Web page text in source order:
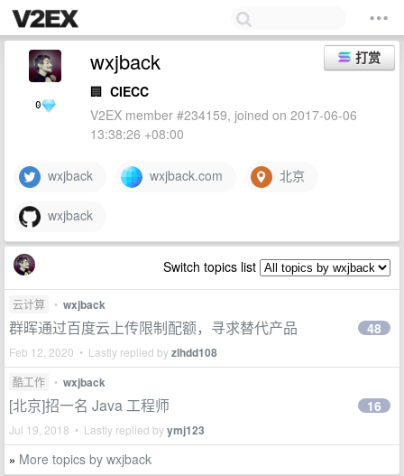
0
打赏
wxjback
🏢 CIECC
V2EX member #234159, joined on 2017-06-06
13:38:26 +08:00
wxjback wxjback.com 北京
wxjback
Switch topics list
云计算 • wxjback
群晖通过百度云上传限制配额，寻求替代产品
Feb 12, 2020 • Lastly replied byzlhdd108
48
酷工作 • wxjback
[北京]招一名 Java 工程师
Jul 19, 2018 • Lastly replied byymj123
16
» More topics by wxjback